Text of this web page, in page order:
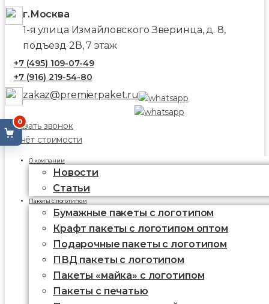
г.Москва
1-я улица Измайловского Зверинца, д. 8,
подъезд 2В, 7 этаж
+7 (495) 109-07-49
+7 (916) 219-54-80
zakaz@premierpaket.ru
Заказать звонок
Расчёт стоимости
0
О компании
Новости
Статьи
Пакеты с логотипом
Бумажные пакеты с логотипом
Крафт пакеты с логотипом оптом
Подарочные пакеты с логотипом
ПВД пакеты с логотипом
Пакеты «майка» с логотипом
Пакеты c печатью